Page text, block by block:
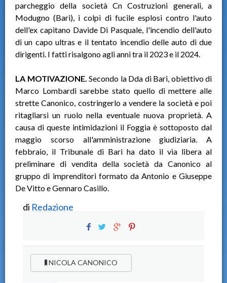
parcheggio della società Cn Costruzioni generali, a
Modugno (Bari), i colpi di fucile esplosi contro l'auto
dell'ex capitano Davide Di Pasquale, l'incendio dell'auto
di un capo ultras e il tentato incendio delle auto di due
dirigenti. I fatti risalgono agli anni tra il 2023 e il 2024.
LA MOTIVAZIONE. Secondo la Dda di Bari, obiettivo di
Marco Lombardi sarebbe stato quello di mettere alle
strette Canonico, costringerlo a vendere la società e poi
ritagliarsi un ruolo nella eventuale nuova proprietà. A
causa di queste intimidazioni il Foggia è sottoposto dal
maggio scorso all'amministrazione giudiziaria. A
febbraio, il Tribunale di Bari ha dato il via libera al
preliminare di vendita della società da Canonico al
gruppo di imprenditori formato da Antonio e Giuseppe
De Vitto e Gennaro Casillo.
di Redazione
NICOLA CANONICO